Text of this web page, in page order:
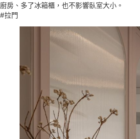
廚房、多了冰箱櫃，也不影響臥室大小。
#拉門